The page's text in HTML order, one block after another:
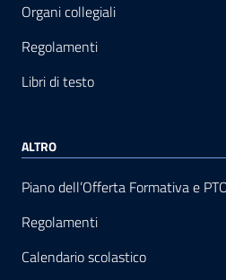
Organi collegiali
Regolamenti
Libri di testo
ALTRO
Piano dell’Offerta Formativa e
Regolamenti
Calendario scolastico